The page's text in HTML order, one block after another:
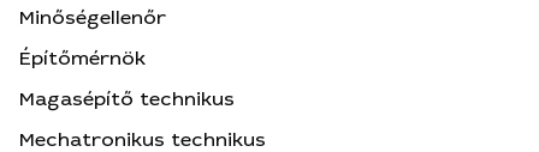
Minőségellenőr
Építőmérnök
Magasépítő technikus
Mechatronikus technikus